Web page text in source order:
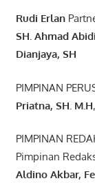
Rudi Erlan
SH. Ahmad
Dianjaya, SH
PIMPINAN
Priatna, SH . M.H,
PIMPINAN
Pimpinan
Aldino Akbar,